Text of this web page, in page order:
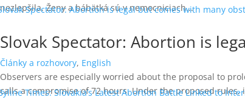
nezlepšila. Ženy a bábätká sú v nemocniciach...
Slovak Spectator: Abortion is
Články a rozhovory, English
Observers are especially worried about the proposal to
calls a compromise of 72 hours. Under the proposed rules,